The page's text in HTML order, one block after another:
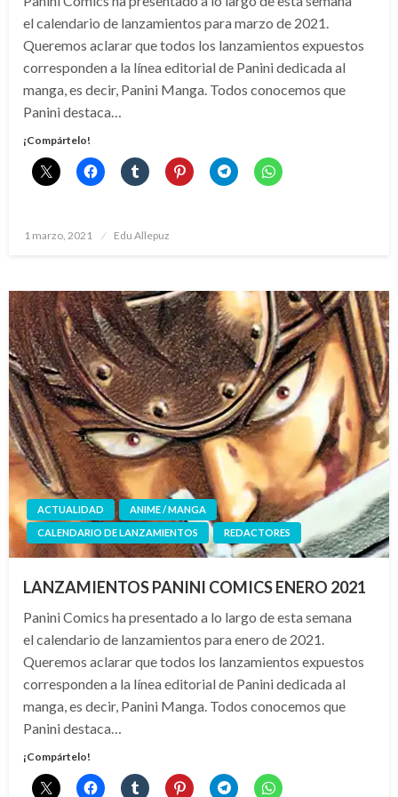
el calendario de lanzamientos para marzo de 2021.
Queremos aclarar que todos los lanzamientos expuestos
corresponden a la línea editorial de Panini dedicada al
manga, es decir, Panini Manga. Todos conocemos que
Panini destaca…
¡Compártelo!
Publicado
1 marzo, 2021 Edu Allepuz
ACTUALIDAD
ANIME / MANGA
CALENDARIO DE LANZAMIENTOS
REDACTORES
LANZAMIENTOS PANINI COMICS ENERO 2021
Panini Comics ha presentado a lo largo de esta semana
el calendario de lanzamientos para enero de 2021.
Queremos aclarar que todos los lanzamientos expuestos
corresponden a la línea editorial de Panini dedicada al
manga, es decir, Panini Manga. Todos conocemos que
Panini destaca…
¡Compártelo!